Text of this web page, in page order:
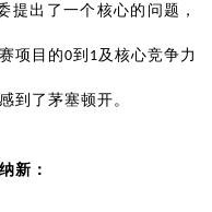
提出了一个核心的问题，
项目的0到 1及核心竞争力
到了茅塞顿开。
新：